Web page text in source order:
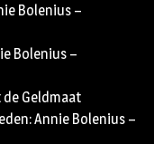
Bolenius –
Bolenius –
Geldmaat
Annie Bolenius –